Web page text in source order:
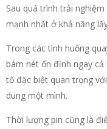
Sau quá trình trải
mạnh nhất ở khả năng
Trong các tình huống
bám nét ổn định ngay
tố đặc biệt quan trọng
dung một mình.
Thời lượng pin cũng là